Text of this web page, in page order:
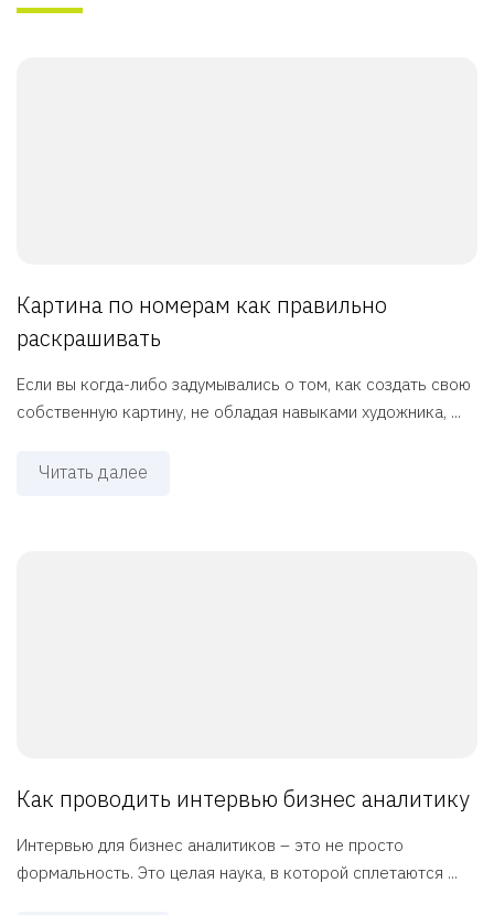
Картина по номерам как правильно
раскрашивать
Если вы когда-либо задумывались о том, как создать свою
собственную картину, не обладая навыками художника, ...
Читать далее
Как проводить интервью бизнес аналитику
Интервью для бизнес аналитиков – это не просто
формальность. Это целая наука, в которой сплетаются ...